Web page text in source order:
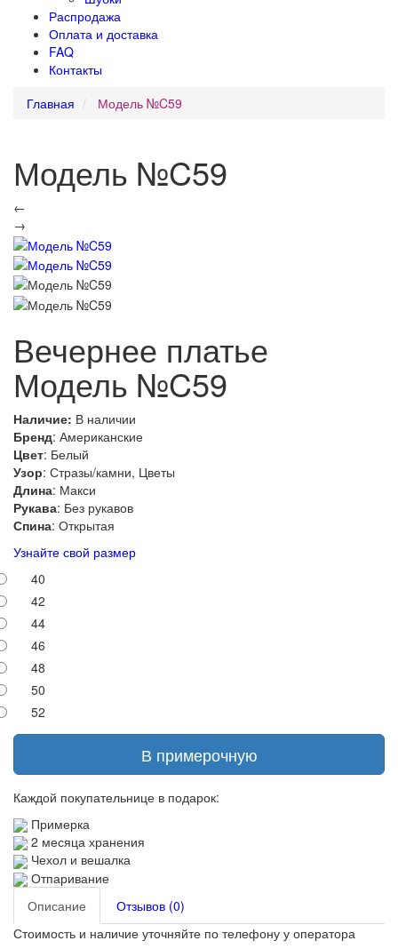
Распродажа
Оплата и доставка
FAQ
Контакты
Главная
Модель №C59
Модель №C59
←
→
Вечернее платье
Модель №C59
Наличие: В наличии
Бренд: Американские
Цвет: Белый
Узор: Стразы/камни, Цветы
Длина: Макси
Рукава: Без рукавов
Спина: Открытая
Узнайте свой размер
40
42
44
46
48
50
52
В примерочную
Каждой покупательнице в подарок:
Примерка
2 месяца хранения
Чехол и вешалка
Отпаривание
Описание
Отзывов (0)
Стоимость и наличие уточняйте по телефону у оператора